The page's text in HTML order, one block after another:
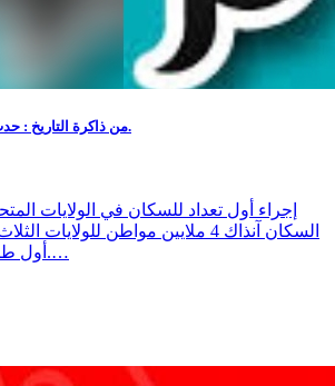
من ذاكرة التاريخ : حدث في مثل هذا اليوم 1 أوت.
أول طابع بريدي في البرازيل.…